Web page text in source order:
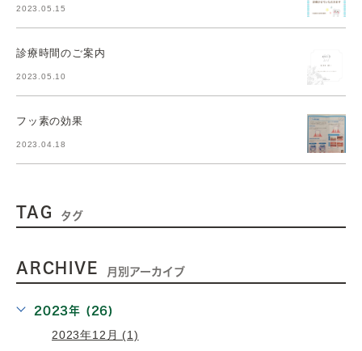
2023.05.15
診療時間のご案内
2023.05.10
フッ素の効果
2023.04.18
TAG タグ
ARCHIVE 月別アーカイブ
2023年 (26)
2023年12月 (1)